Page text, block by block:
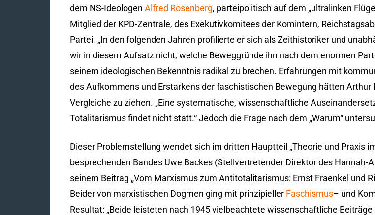
dem NS-Ideologen Alfred Rosenberg, parteipolitisch auf dem „ultralinken
Mitglied der KPD-Zentrale, des Exekutivkomitees der Komintern,
Partei. „In den folgenden Jahren profilierte er sich als Zeithistoriker und
wir in diesem Aufsatz nicht, welche Beweggründe ihn nach dem enormen
seinem ideologischen Bekenntnis radikal zu brechen. Erfahrungen mit
des Aufkommens und Erstarkens der faschistischen Bewegung hätten Arthur
Vergleiche zu ziehen. „Eine systematische, wissenschaftliche
Totalitarismus findet nicht statt.“ Jedoch die Frage nach dem „Warum“
Dieser Problemstellung wendet sich im dritten Hauptteil „Theorie und Praxis
besprechenden Bandes Uwe Backes (Stellvertretender Direktor des Hannah-
seinem Beitrag „Vom Marxismus zum Antitotalitarismus: Ernst Fraenkel und
Beider von marxistischen Dogmen ging mit prinzipieller Faschismus– und
Resultat: „Beide leisteten nach 1945 vielbeachtete wissenschaftliche